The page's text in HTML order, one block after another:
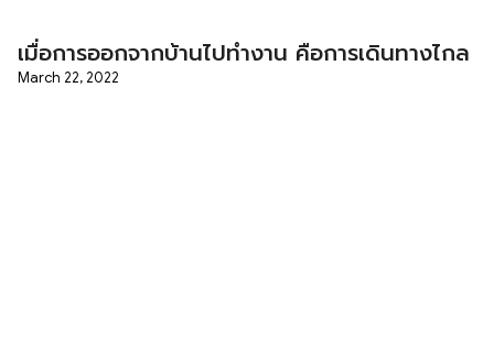
เมื่อการออกจากบ้านไปทำงาน คือการเดินทางไกล
March 22, 2022